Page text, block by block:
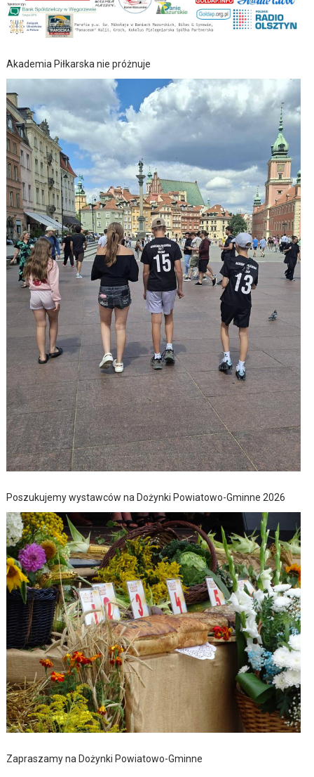
Akademia Piłkarska nie próżnuje
Poszukujemy wystawców na Dożynki Powiatowo-Gminne 2026
Zapraszamy na Dożynki Powiatowo-Gminne